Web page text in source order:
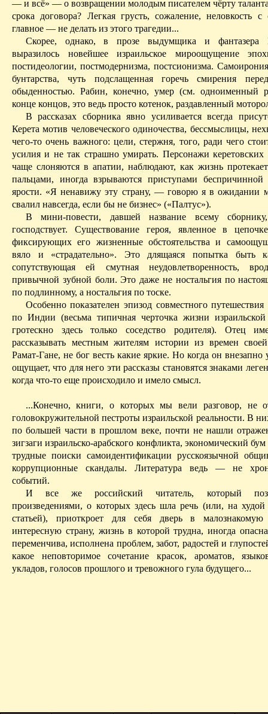
— и всё» — о возвращении молодым писателем чёрту
срока договора? Легкая грусть, сожаление, неловкость с
главное — не делать из этого трагедии...
Скорее, однако, в прозе выдумщика и фантазера
выразилось новейшее израильское мироощущение
постидеологии, постмодернизма, постсионизма.
бунтарства, чуть подслащенная горечь смирения
обыденностью. Рабин, конечно, умер (см. одноименный
конце концов, это ведь просто котенок, раздавленный
В рассказах сборника явно усиливается всегда
Керета мотив человеческого одиночества, бессмыслицы,
чего-то очень важного: цели, стержня, того, ради чего
усилия и не так страшно умирать. Персонажикеретовских
чаще слоняются в апатии, наблюдают, как жизнь
пальцами, иногда взрываются приступами беспричинной
ярости. «Я ненавижу эту страну, — говорю я в
свалил навсегда, если бы не бизнес» («Палтус»).
В мини-повести, давшей название всему
господствует. Существование героя, явленное в
фиксирующих его жизненные обстоятельства и
вяло и «страдательно». Это длящаяся попытка
сопутствующая ей смутная неудовлетворенность,
привычной зубной боли.Это даже не ностальгия по
по подлинному, а ностальгия по тоске.
Особенно показателен эпизод совместного
по Индии (весьма типичная черточка жизни
гротескно здесь только соседство родителя). Отец
рассказывать местным жителям истории из времен
Рамат-Гане, не бог весть какие яркие. Но когда он внезапно
ощущает, что для него эти рассказы становятся знаками
когда что-то еще происходило и имело смысл.
...Конечно, книги, о которых мы вели разговор, не
голово­кружительной пестроты израильской реальности. В
по большей части в прошлом веке, почти не нашли
зигзаги израильско-арабского конфликта, экономический
трудные поиски самоидентификации русскоязычной
коррупционные скандалы. Литература ведь — не
событий.
И все же российский читатель, который
произведениями, о которых здесь шла речь (или, на
статьей), приоткроет для себя дверь в
интересную страну, жизнь в которой трудна, иногда
переменчива, исполнена проблем, забот, радостей и
какое неповторимое сочетание красок, ароматов,
укладов, голосов прошлого и тревожного гула будущего...